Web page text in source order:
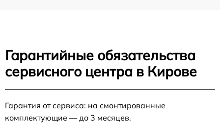
Гарантийные обязательства
сервисного центра в Кирове
Гарантия от сервиса: на смонтированные
комплектующие — до 3 месяцев.